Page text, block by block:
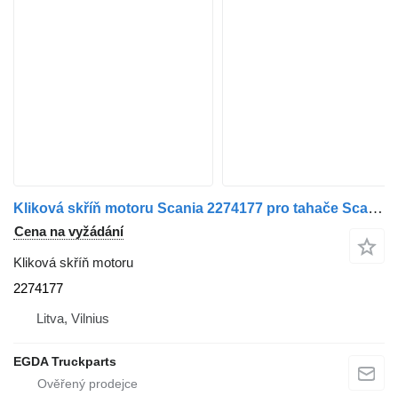
Kliková skříň motoru Scania 2274177 pro tahače Scania
Cena na vyžádání
Kliková skříň motoru
2274177
Litva, Vilnius
EGDA Truckparts